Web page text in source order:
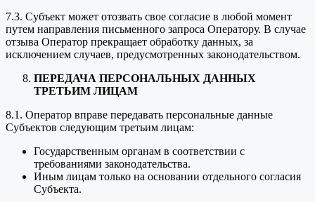
7.3. Субъект может отозвать свое согласие в любой момент
путем направления письменного запроса Оператору. В случае
отзыва Оператор прекращает обработку данных, за
исключением случаев, предусмотренных законодательством.
ПЕРЕДАЧА ПЕРСОНАЛЬНЫХ ДАННЫХ
ТРЕТЬИМ ЛИЦАМ
8.1. Оператор вправе передавать персональные данные
Субъектов следующим третьим лицам:
Государственным органам в соответствии с
требованиями законодательства.
Иным лицам только на основании отдельного согласия
Субъекта.